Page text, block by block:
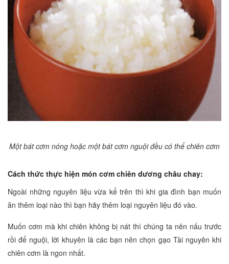
Một bát cơm nóng hoặc một bát cơm nguội đều có thể chiên cơm
Cách thức thực hiện món cơm chiên dương châu chay:
Ngoài những nguyên liệu vừa kể trên thì khi gia đình bạn muốn
ăn thêm loại nào thì bạn hãy thêm loại nguyên liệu đó vào.
Muốn cơm mà khi chiên không bị nát thì chúng ta nên nấu trước
rồi để nguội, lời khuyên là các bạn nên chọn gạo Tài nguyên khi
chiên cơm là ngon nhất.